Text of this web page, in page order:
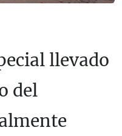
llevado
del